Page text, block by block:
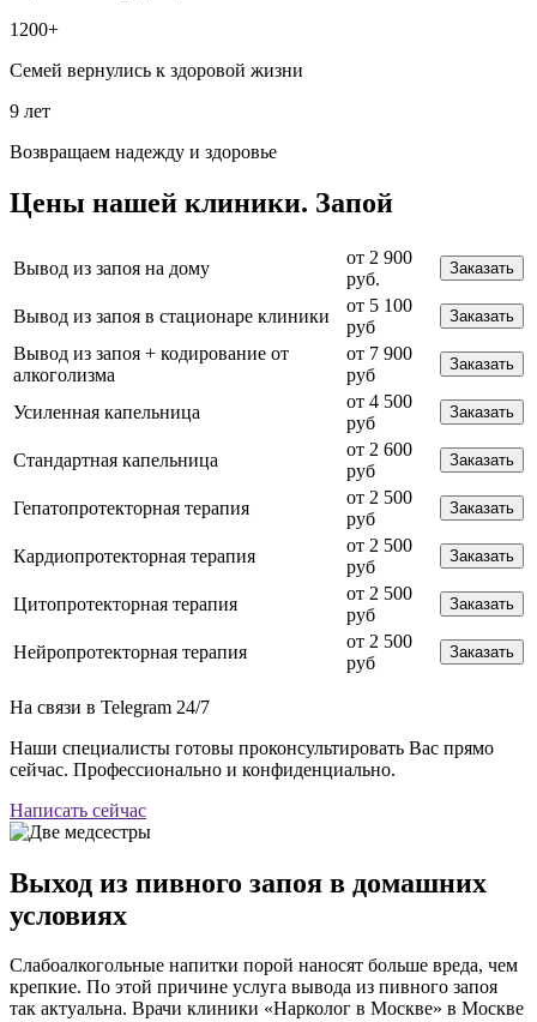
1200+
Семей вернулись к здоровой жизни
9 лет
Возвращаем надежду и здоровье
Цены нашей клиники. Запой
Вывод из запоя на дому
от 2 900
руб.
Заказать
Вывод из запоя в стационаре клиники
от 5 100
руб
Заказать
Вывод из запоя + кодирование от
алкоголизма
от 7 900
руб
Заказать
Усиленная капельница
от 4 500
руб
Заказать
Стандартная капельница
от 2 600
руб
Заказать
Гепатопротекторная терапия
от 2 500
руб
Заказать
Кардиопротекторная терапия
от 2 500
руб
Заказать
Цитопротекторная терапия
от 2 500
руб
Заказать
Нейропротекторная терапия
от 2 500
руб
Заказать
На связи в Telegram 24/7
Наши специалисты готовы проконсультировать Вас прямо
сейчас. Профессионально и конфиденциально.
Написать сейчас
Выход из пивного запоя в домашних
условиях
Слабоалкогольные напитки порой наносят больше вреда, чем
крепкие. По этой причине услуга вывода из пивного запоя
так актуальна. Врачи клиники «Нарколог в Москве» в Москве